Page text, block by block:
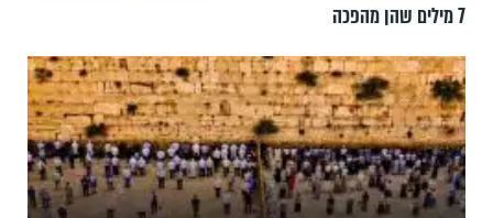
7 מילים שהן מהפכה